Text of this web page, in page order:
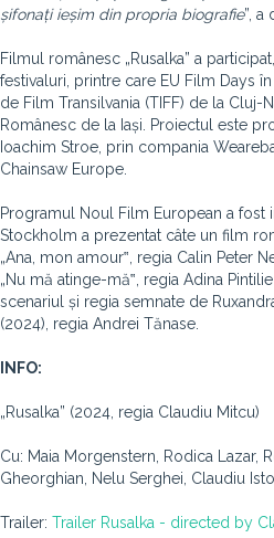
șifonați ieșim din propria biografie”, a
Filmul românesc „Rusalka” a
festivaluri, printre care EU Film Days
de Film Transilvania (TIFF) de la Cluj-
Românesc de la Iași. Proiectul este
Ioachim Stroe, prin compania
Chainsaw Europe.
Programul Noul Film European a fost
Stockholm a prezentat câte un film
„Ana, mon amour‟, regia Calin Peter
„Nu mă atinge-mă‟, regia Adina
scenariul și regia semnate de
(2024), regia Andrei Tănase.
INFO:
„Rusalka” (2024, regia Claudiu Mitcu)
Cu: Maia Morgenstern, Rodica Lazar,
Gheorghian, Nelu Serghei, Claudiu
Trailer: Trailer Rusalka - directed by